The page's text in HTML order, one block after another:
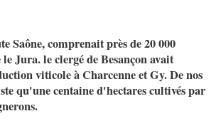
Saône, comprenait près de 20 000
Jura. le clergé de Besançon avait
viticole à Charcenne et Gy. De nos
qu'une centaine d'hectares cultivés par